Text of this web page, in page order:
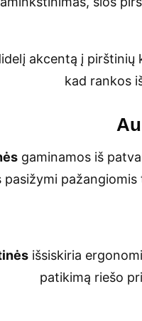
akcentą į pirštinių
kad rankos
gaminamos iš
išsiskiria
patikimą riešo